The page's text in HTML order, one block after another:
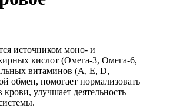
источником моно- и
кислот (Омега-3, Омега-6,
витаминов (А, Е, D,
обмен, помогает нормализовать
крови, улучшает деятельность